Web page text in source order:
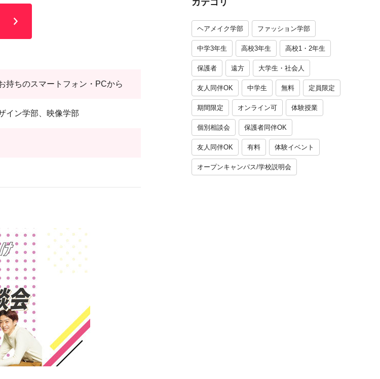
持ちのスマートフォン・PCから
イン学部、映像学部
カテゴリ
ヘアメイク学部 ファッション学部
中学3年生 高校3年生 高校1・2年生
保護者 遠方 大学生・社会人
友人同伴OK 中学生 無料 定員限定
期間限定 オンライン可 体験授業
個別相談会 保護者同伴OK
友人同伴OK 有料 体験イベント
オープンキャンパス/学校説明会